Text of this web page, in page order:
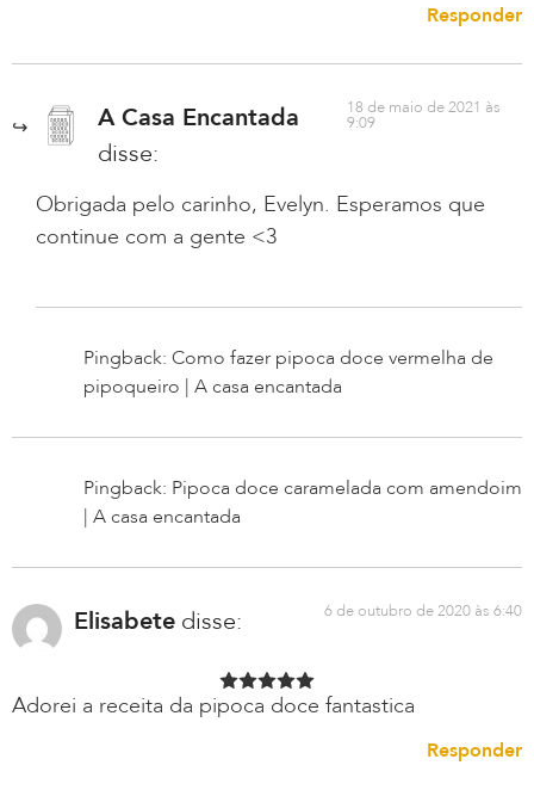
Responder
A Casa Encantada
disse:
18 de maio de 2021 às
9:09
Obrigada pelo carinho, Evelyn. Esperamos que
continue com a gente <3
Pingback: Como fazer pipoca doce vermelha de
pipoqueiro | A casa encantada
Pingback: Pipoca doce caramelada com amendoim
| A casa encantada
Elisabete disse: 6 de outubro de 2020 às 6:40
Adorei a receita da pipoca doce fantastica
Responder